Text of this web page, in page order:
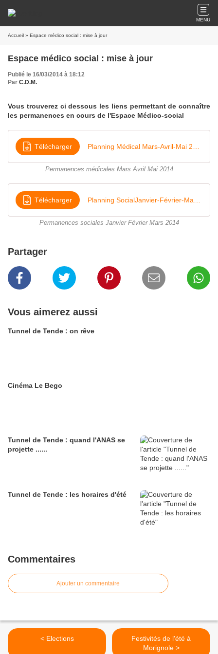
MENU
Accueil » Espace médico social : mise à jour
Espace médico social : mise à jour
Publié le 16/03/2014 à 18:12
Par C.D.M.
Vous trouverez ci dessous les liens permettant de connaître
les permanences en cours de l'Espace Médico-social
Télécharger
Permanences médicales Mars Avril Mai 2014
Télécharger
Permanences sociales Janvier Février Mars 2014
Partager
Vous aimerez aussi
Tunnel de Tende : on rêve
Cinéma Le Bego
Tunnel de Tende : quand l'ANAS se
projette ......
Tunnel de Tende : les horaires d'été
Commentaires
Ajouter un commentaire
< Elections
Festivités de l'été à
Morignole >